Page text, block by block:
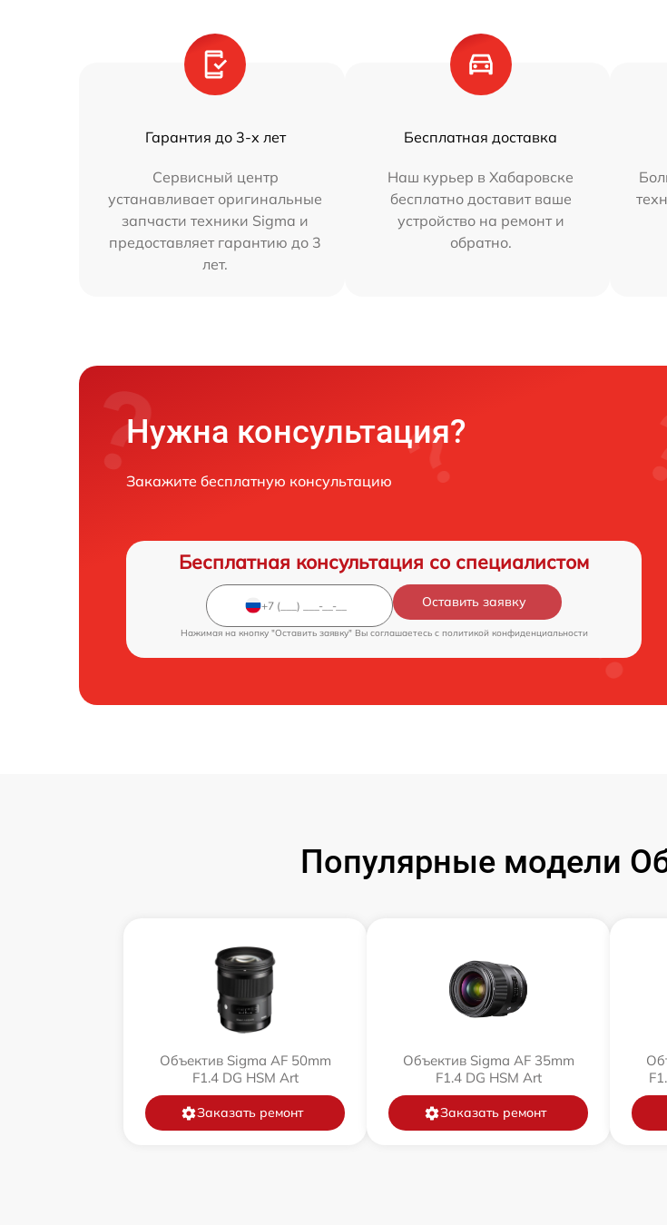
Гарантия до 3-х лет
Сервисный центр
устанавливает оригинальные
запчасти техники Sigma и
предоставляет гарантию до 3
лет.
Бесплатная доставка
Наш курьер в Хабаровске
бесплатно доставит ваше
устройство на ремонт и
обратно.
Нужна консультация?
Закажите бесплатную консультацию
Бесплатная консультация со специалистом
Оставить заявку
Нажимая на кнопку "Оставить заявку" Вы соглашаетесь c политикой конфиденциальности
Популярные модели
Объектив Sigma AF 50mm
F1.4 DG HSM Art
Заказать ремонт
Объектив Sigma AF 35mm
F1.4 DG HSM Art
Заказать ремонт